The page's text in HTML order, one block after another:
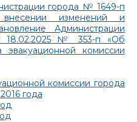
города № 1649-п
изменений и
Администрации
18.02.2025 № 353-п «Об
эвакуационной комиссии
комиссии города
года